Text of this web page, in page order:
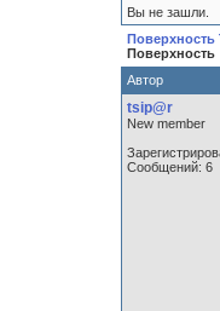
Вы не зашли.
Поверхность
Автор
tsip@r
New member
Сообщений: 6